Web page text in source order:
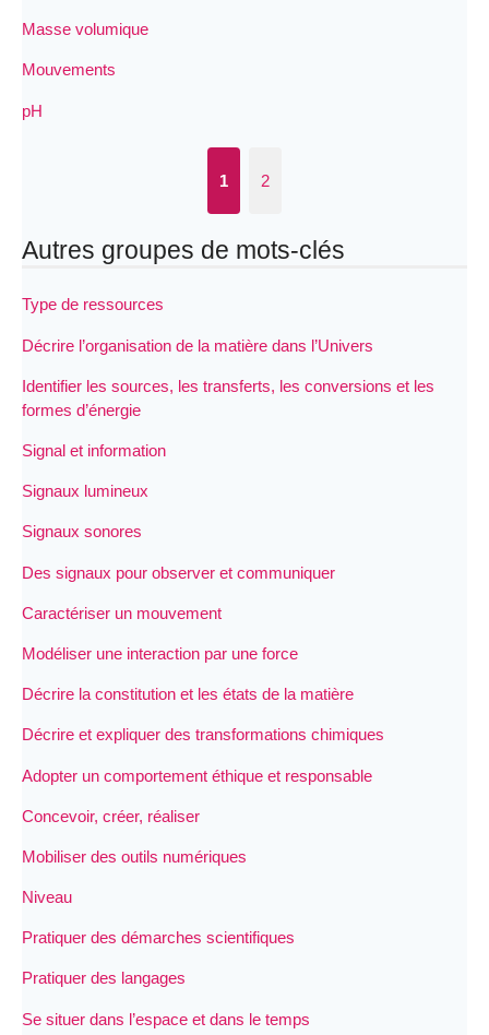
Masse volumique
Mouvements
pH
1 2
Autres groupes de mots-clés
Type de ressources
Décrire l’organisation de la matière dans l’Univers
Identifier les sources, les transferts, les conversions et les
formes d’énergie
Signal et information
Signaux lumineux
Signaux sonores
Des signaux pour observer et communiquer
Caractériser un mouvement
Modéliser une interaction par une force
Décrire la constitution et les états de la matière
Décrire et expliquer des transformations chimiques
Adopter un comportement éthique et responsable
Concevoir, créer, réaliser
Mobiliser des outils numériques
Niveau
Pratiquer des démarches scientifiques
Pratiquer des langages
Se situer dans l’espace et dans le temps